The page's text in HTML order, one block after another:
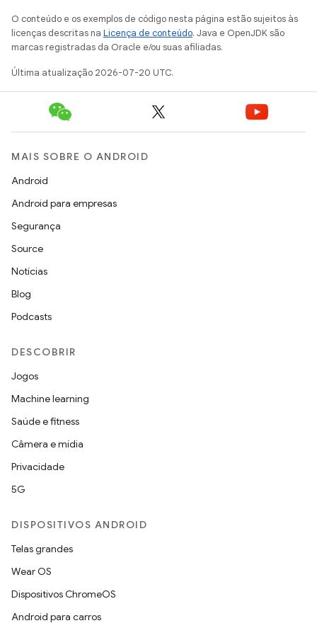
O conteúdo e os exemplos de código nesta página estão sujeitos às
licenças descritas na Licença de conteúdo. Java e OpenJDK são
marcas registradas da Oracle e/ou suas afiliadas.
Última atualização 2026-07-20 UTC.
MAIS SOBRE O ANDROID
Android
Android para empresas
Segurança
Source
Notícias
Blog
Podcasts
DESCOBRIR
Jogos
Machine learning
Saúde e fitness
Câmera e mídia
Privacidade
5G
DISPOSITIVOS ANDROID
Telas grandes
Wear OS
Dispositivos ChromeOS
Android para carros